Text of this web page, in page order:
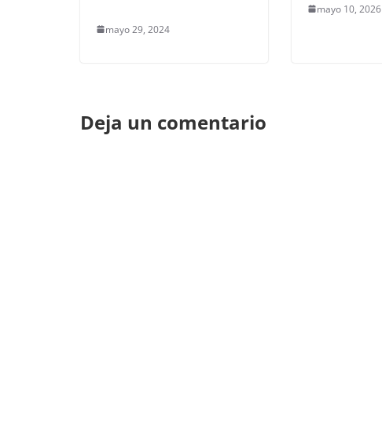
mayo 29, 2024
mayo 10, 2026
Deja un comentario